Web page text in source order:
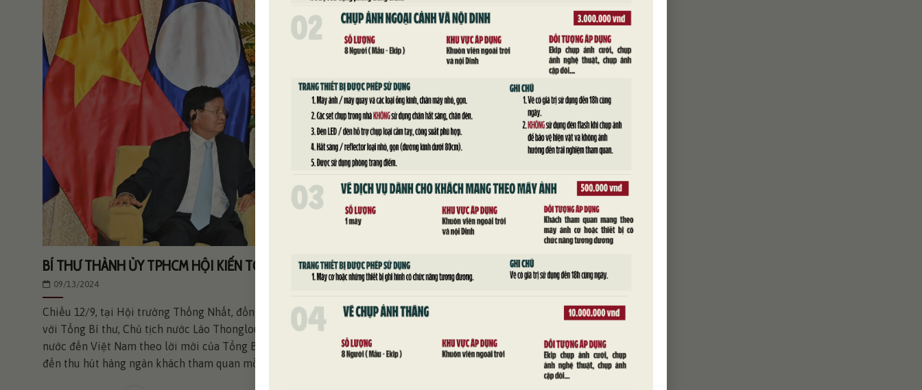
BÍ THƯ THÀNH ỦY TPHCM HỘI KIẾN TỔNG BÍ THƯ – CHỦ TỊCH NƯỚC LÀO TẠI HỘI TRƯỜNG THỐNG NHẤT
09/13/2024
Chiều 12/9, tại Hội trường Thống Nhất, đồng chí Nguyễn Văn Nên, Ủy viên Bộ Chính trị, Bí thư Thành ủy TPHCM đã hội kiến
với Tổng Bí thư, Chủ tịch nước Lào Thongloun Sisoulith nhân dịp Tổng Bí thư, Chủ tịch nước Lào và Phu nhân thăm cấp Nhà
nước đến Việt Nam theo lời mời của Tổng Bí thư, Chủ tịch nước Tô Lâm và Phu nhân. Hội trường Thống Nhất vinh dự là điểm
đến thu hút hàng ngàn khách tham quan mỗi ngày, đồng thời là nơi hội họp của Chính phủ, nơi ghi dấu ấn...